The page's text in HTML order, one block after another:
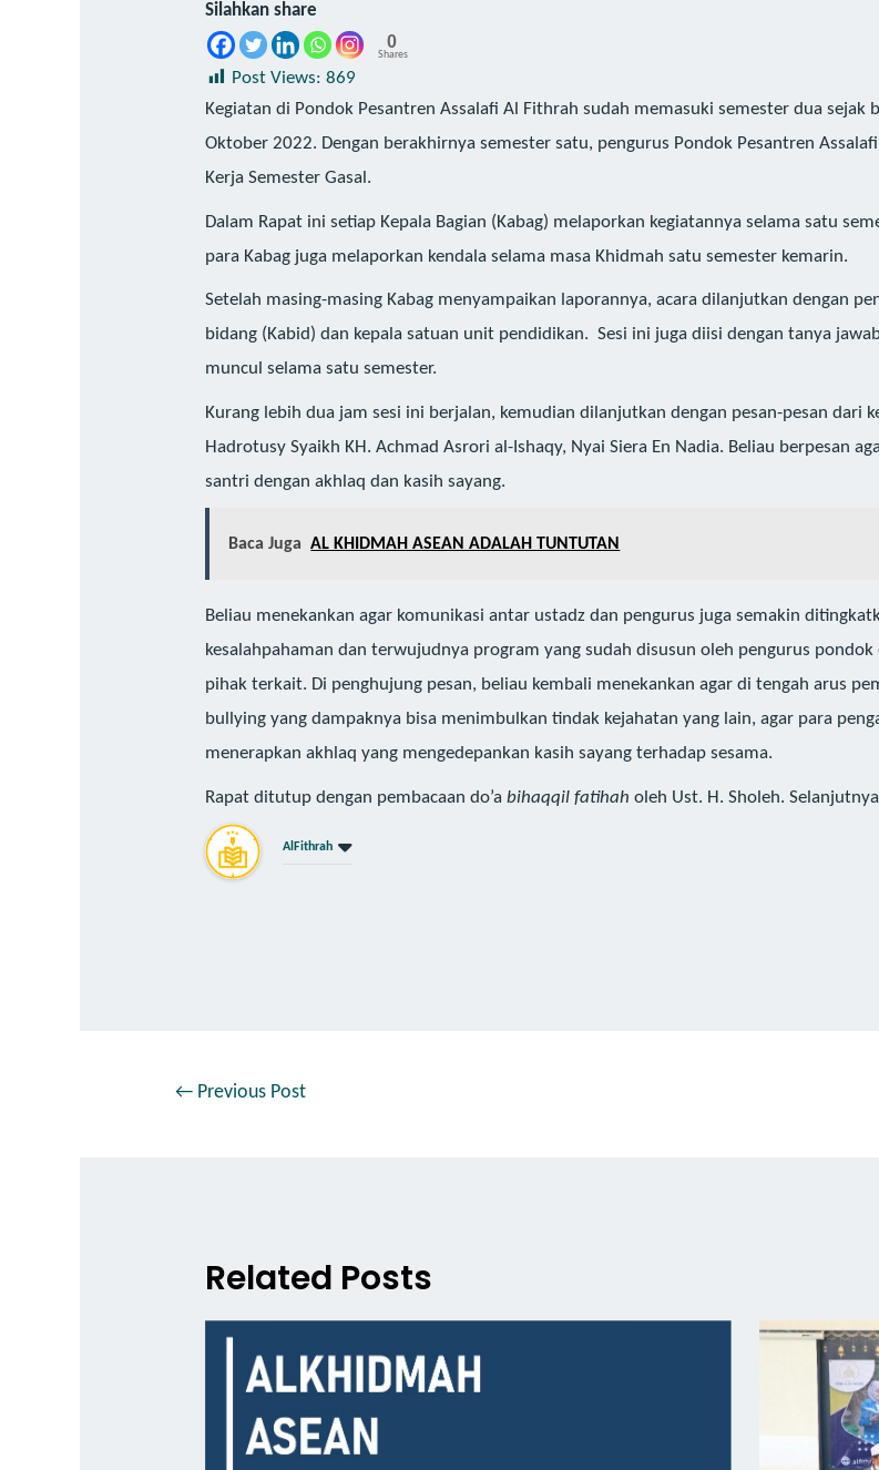
Silahkan share
0
Shares
Post Views: 869
Kegiatan di Pondok Pesantren Assalafi Al Fithrah sudah memasuki semester dua sejak
Oktober 2022. Dengan berakhirnya semester satu, pengurus Pondok Pesantren
Kerja Semester Gasal.
Dalam Rapat ini setiap Kepala Bagian (Kabag) melaporkan kegiatannya selama satu
para Kabag juga melaporkan kendala selama masa Khidmah satu semester kemarin.
Setelah masing-masing Kabag menyampaikan laporannya, acara dilanjutkan dengan
bidang (Kabid) dan kepala satuan unit pendidikan. Sesi ini juga diisi dengan tanya
muncul selama satu semester.
Kurang lebih dua jam sesi ini berjalan, kemudian dilanjutkan dengan pesan-pesan dari
Hadrotusy Syaikh KH. Achmad Asrori al-Ishaqy, Nyai Siera En Nadia. Beliau berpesan
santri dengan akhlaq dan kasih sayang.
Baca Juga AL KHIDMAH ASEAN ADALAH TUNTUTAN
Beliau menekankan agar komunikasi antar ustadz dan pengurus juga semakin
kesalahpahaman dan terwujudnya program yang sudah disusun oleh pengurus
pihak terkait. Di penghujung pesan, beliau kembali menekankan agar di tengah arus
bullying yang dampaknya bisa menimbulkan tindak kejahatan yang lain, agar para
menerapkan akhlaq yang mengedepankan kasih sayang terhadap sesama.
Rapat ditutup dengan pembacaan do’abihaqqil fatihah oleh Ust. H. Sholeh.
AlFithrah
←Previous Post
Related Posts